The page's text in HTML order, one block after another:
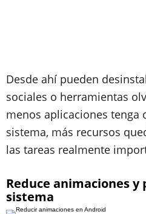
Desde ahí pueden
sociales o herramientas
menos aplicaciones tenga
sistema, más recursos
las tareas realmente
Reduce animaciones y
sistema